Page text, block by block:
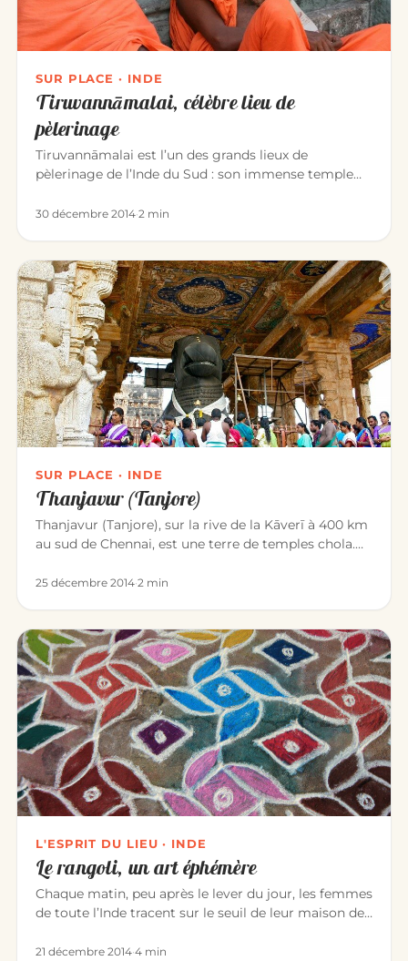
SUR PLACE · INDE
Tiruvannāmalai, célèbre lieu de
pèlerinage
Tiruvannāmalai est l’un des grands lieux de
pèlerinage de l’Inde du Sud : son immense temple
30 décembre 2014·2 min
SUR PLACE · INDE
Thanjavur (Tanjore)
Thanjavur (Tanjore), sur la rive de la Kāverī à 400 km
au sud de Chennai, est une terre de temples chola.
25 décembre 2014·2 min
L'ESPRIT DU LIEU · INDE
Le rangoli, un art éphémère
Chaque matin, peu après le lever du jour, les femmes
de toute l’Inde tracent sur le seuil de leur maison des
21 décembre 2014·4 min